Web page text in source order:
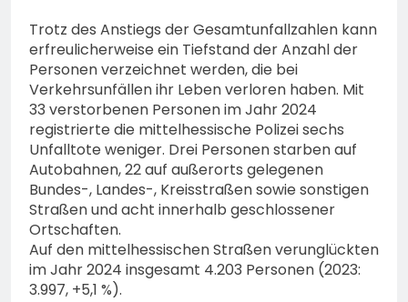
Trotz des Anstiegs der Gesamtunfallzahlen kann
erfreulicherweise ein Tiefstand der Anzahl der
Personen verzeichnet werden, die bei
Verkehrsunfällen ihr Leben verloren haben. Mit
33 verstorbenen Personen im Jahr 2024
registrierte die mittelhessische Polizei sechs
Unfalltote weniger. Drei Personen starben auf
Autobahnen, 22 auf außerorts gelegenen
Bundes-, Landes-, Kreisstraßen sowie sonstigen
Straßen und acht innerhalb geschlossener
Ortschaften.
Auf den mittelhessischen Straßen verunglückten
im Jahr 2024 insgesamt 4.203 Personen (2023:
3.997, +5,1 %).